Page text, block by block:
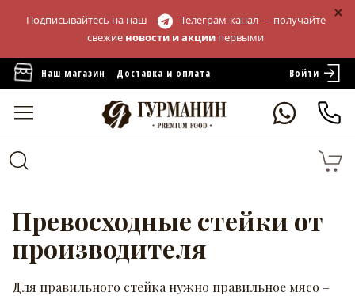
Подписывайтесь на наш Телеграм-канал— получайте
свежие новости и акции первыми
Наш магазин Доставка и оплата Войти
Превосходные стейки от
производителя
Для правильного стейка нужно правильное мясо –